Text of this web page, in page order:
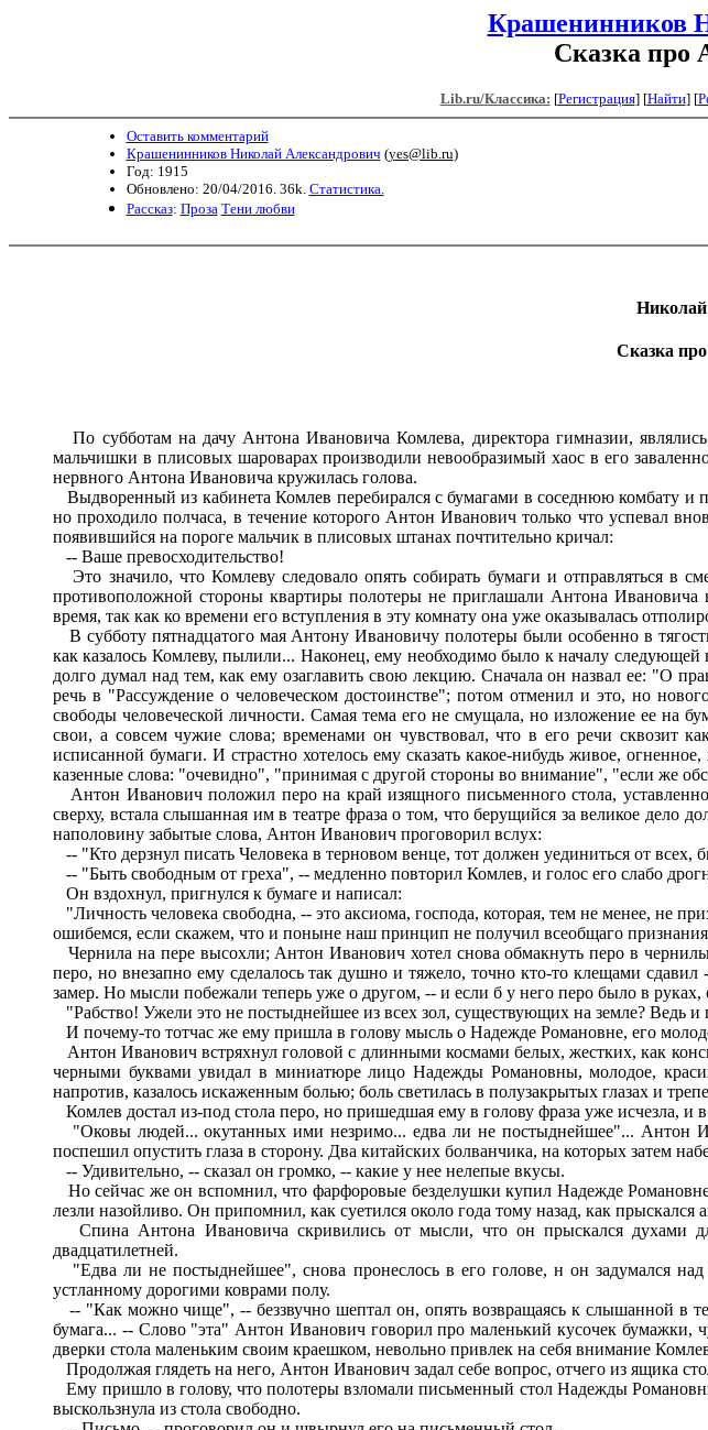
Крашенинников
Сказка про
Lib.ru/Классика: [Регистрация] [Найти] [
Оставить комментарий
Крашенинников Николай Александрович (yes@lib.ru)
Год: 1915
Обновлено: 20/04/2016. 36k. Статистика.
Рассказ: Проза Тени любви
Сказка
По субботам на дачу Антона Ивановича Комлева, директора гимназии,
мальчишки в плисовых шароварах производили невообразимый хаос в его
нервного Антона Ивановича кружилась голова.
Выдворенный из кабинета Комлев перебирался с бумагами в соседнюю комбату и
но проходило полчаса, в течение которого Антон Иванович только что успевал
появившийся на пороге мальчик в плисовых штанах почтительно кричал:
-- Ваше превосходительство!
Это значило, что Комлеву следовало опять собирать бумаги и отправляться в
противоположной стороны квартиры полотеры не приглашали Антона
время, так как ко времени его вступления в эту комнату она уже оказывалась
В субботу пятнадцатого мая Антону Ивановичу полотеры были особенно в
как казалось Комлеву, пылили... Наконец, ему необходимо было к началу
долго думал над тем, как ему озаглавить свою лекцию. Сначала он назвал ее: "О
речь в "Рассуждение о человеческом достоинстве"; потом отменил и это, но
свободы человеческой личности. Самая тема его не смущала, но изложение ее на
свои, а совсем чужие слова; временами он чувствовал, что в его речи сквозит
исписанной бумаги. И страстно хотелось ему сказать какое-нибудь живое,
казенные слова: "очевидно", "принимая с другой стороны во внимание", "если же
Антон Иванович положил перо на край изящного письменного стола,
сверху, встала слышанная им в театре фраза о том, что берущийся за великое
наполовину забытые слова, Антон Иванович проговорил вслух:
-- "Кто дерзнул писать Человека в терновом венце, тот должен уединиться от всех,
-- "Быть свободным от греха", -- медленно повторил Комлев, и голос его слабо
Он вздохнул, пригнулся к бумаге и написал:
"Личность человека свободна, -- это аксиома, господа, которая, тем не менее, не
ошибемся, если скажем, что и поныне наш принцип не получил всеобщаго
Чернила на пере высохли; Антон Иванович хотел снова обмакнуть перо в
перо, но внезапно ему сделалось так душно и тяжело, точно кто-то клещами
замер. Но мысли побежали теперь уже о другом, -- и если б у него перо было в руках,
"Рабство! Ужели это не постыднейшее из всех зол, существующих на земле?
И почему-то тотчас же ему пришла в голову мысль о Надежде Романовне, его
Антон Иванович встряхнул головой с длинными космами белых, жестких, как
черными буквами увидал в миниатюре лицо Надежды Романовны, молодое,
напротив, казалось искаженным болью; боль светилась в полузакрытых глазах и
Комлев достал из-под стола перо, но пришедшая ему в голову фраза уже исчезла, и
"Оковы людей... окутанных ими незримо... едва ли не постыднейшее"... Антон
поспешил опустить глаза в сторону. Два китайских болванчика, на которых затем
-- Удивительно, -- сказал он громко, -- какие у нее нелепые вкусы.
Но сейчас же он вспомнил, что фарфоровые безделушки купил Надежде
лезли назойливо. Он припомнил, как суетился около года тому назад, как
Спина Антона Ивановича скривились от мысли, что он прыскался духами
двадцатилетней.
"Едва ли не постыднейшее", снова пронеслось в его голове, н он задумался
устланному дорогими коврами полу.
-- "Как можно чище", -- беззвучно шептал он, опять возвращаясь к слышанной в
бумага... -- Слово "эта" Антон Иванович говорил про маленький кусочек
дверки стола маленьким своим краешком, невольно привлек на себя внимание
Продолжая глядеть на него, Антон Иванович задал себе вопрос, отчего из ящика
Ему пришло в голову, что полотеры взломали письменный стол Надежды
выскользнула из стола свободно.